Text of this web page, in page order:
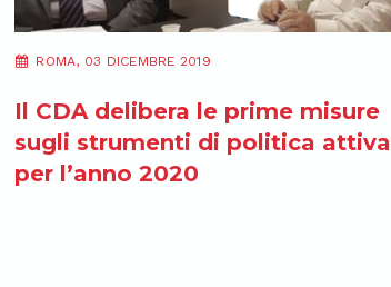
ROMA, 03 DICEMBRE 2019
Il CDA delibera le prime misure
sugli strumenti di politica attiva
per l’anno 2020